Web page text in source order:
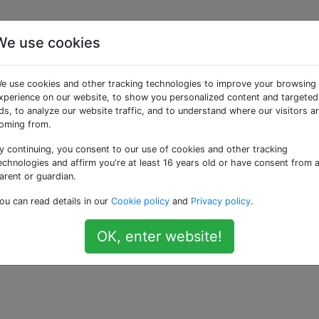
que le suivi des
Now fonctionne?
Google -> Google Now, j'ai coché "Afficher les cartes
et la description indique "lorsqu'un e-mail de confirmation
en ligne"
la fonction de rebond de mutt pour envoyer deux avis
gmail. Les notifications par e-mail sont apparues sur
tard), je n'ai toujours pas pu afficher la carte de suivi
use cookies
use cookies and other tracking technologies to improve your browsing
on our website, to show you personalized content and targeted
to analyze our website traffic, and to understand where our visitors
from.
continuing, you consent to our use of cookies and other tracking
and affirm you're at least 16 years old or have consent from a
or guardian.
can read details in our Cookie policy and Privacy policy.
OK, enter website!